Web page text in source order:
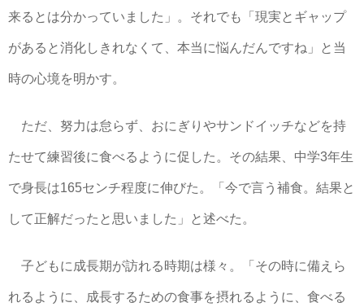
来るとは分かっていました」。それでも「現実とギャップ
があると消化しきれなくて、本当に悩んだんですね」と当
時の心境を明かす。
ただ、努力は怠らず、おにぎりやサンドイッチなどを持
たせて練習後に食べるように促した。その結果、中学3年生
で身長は165センチ程度に伸びた。「今で言う補食。結果と
して正解だったと思いました」と述べた。
子どもに成長期が訪れる時期は様々。「その時に備えら
れるように、成長するための食事を摂れるように、食べる